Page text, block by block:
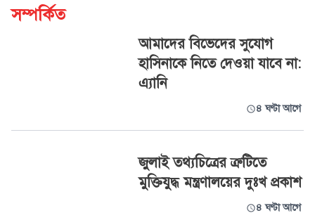
সম্পর্কিত
আমাদের বিভেদের সুযোগ
হাসিনাকে নিতে দেওয়া যাবে না:
এ্যানি
৪ ঘণ্টা আগে
জুলাই তথ্যচিত্রের ত্রুটিতে
মুক্তিযুদ্ধ মন্ত্রণালয়ের দুঃখ প্রকাশ
৪ ঘণ্টা আগে